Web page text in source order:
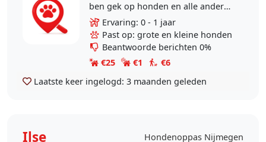
ben gek op honden en alle andere
dieren, maar zelf heb ik jammer
genoeg nooit een huisdier gehad.
Verder wandel ik..
Ervaring: 0 - 1 jaar
Past op: grote en kleine honden
Beantwoorde berichten 0%
€25
€1
€6
Laatste keer ingelogd: 3 maanden geleden
Ilse
Hondenoppas Nijmegen